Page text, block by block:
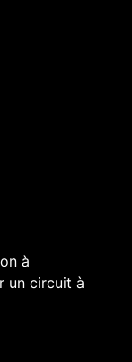
à
un circuit à